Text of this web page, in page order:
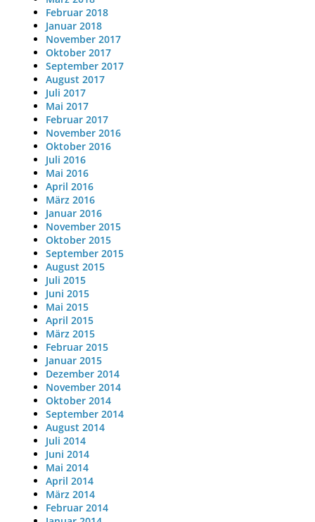
Februar 2018
Januar 2018
November 2017
Oktober 2017
September 2017
August 2017
Juli 2017
Mai 2017
Februar 2017
November 2016
Oktober 2016
Juli 2016
Mai 2016
April 2016
März 2016
Januar 2016
November 2015
Oktober 2015
September 2015
August 2015
Juli 2015
Juni 2015
Mai 2015
April 2015
März 2015
Februar 2015
Januar 2015
Dezember 2014
November 2014
Oktober 2014
September 2014
August 2014
Juli 2014
Juni 2014
Mai 2014
April 2014
März 2014
Februar 2014